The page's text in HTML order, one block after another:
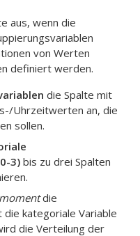
aus, wenn die
von Werten
definiert werden.
die Spalte mit
Uhrzeitwerten an, die
sollen.
3)bis zu drei Spalten
die
kategoriale Variable
die Verteilung der